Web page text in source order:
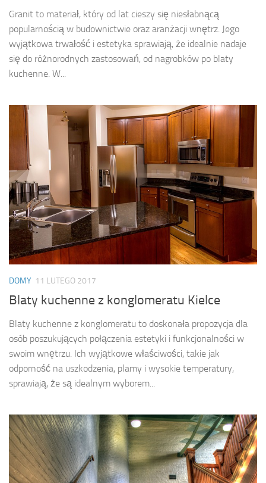
Granit to materiał, który od lat cieszy się niesłabnącą
popularnością w budownictwie oraz aranżacji wnętrz. Jego
wyjątkowa trwałość i estetyka sprawiają, że idealnie nadaje
się do różnorodnych zastosowań, od nagrobków po blaty
kuchenne. W...
DOMY 11 LUTEGO 2017
Blaty kuchenne z konglomeratu Kielce
Blaty kuchenne z konglomeratu to doskonała propozycja dla
osób poszukujących połączenia estetyki i funkcjonalności w
swoim wnętrzu. Ich wyjątkowe właściwości, takie jak
odporność na uszkodzenia, plamy i wysokie temperatury,
sprawiają, że są idealnym wyborem...